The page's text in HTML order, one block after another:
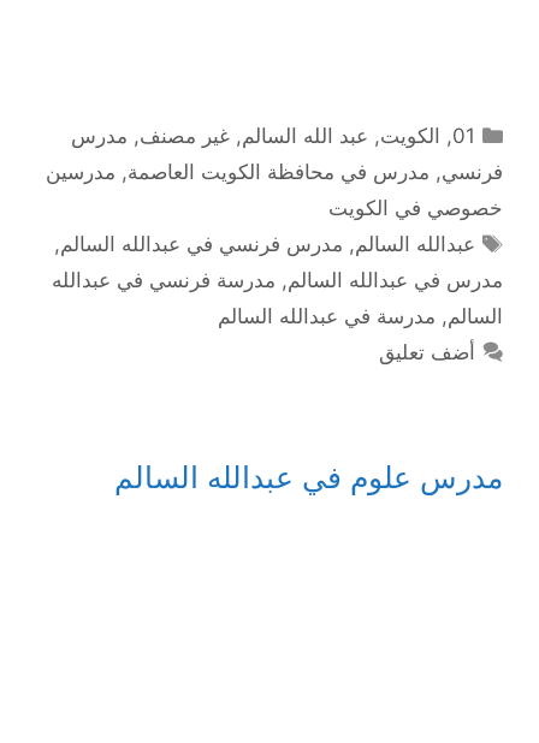
التصنيفات
01
, الكويت, عبد الله السالم,غير مصنف, مدرس
فرنسي, مدرس في محافظة الكويت العاصمة, مدرسين
خصوصي في الكويت
الوسوم
عبدالله السالم, مدرس فرنسي في عبدالله السالم,
مدرس في عبدالله السالم, مدرسة فرنسي في عبدالله
السالم, مدرسة في عبدالله السالم
أضف تعليق
مدرس علوم في عبدالله السالم